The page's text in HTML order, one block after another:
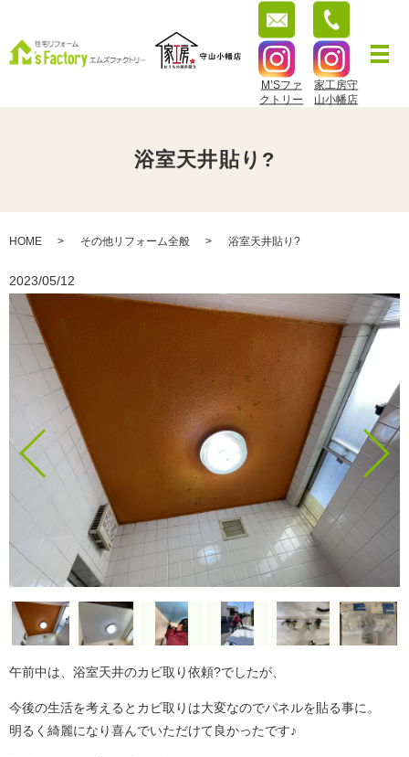
M’Sファ
クトリー
家工房守
山小幡店
浴室天井貼り?
HOME その他リフォーム全般 浴室天井貼り?
2023/05/12
午前中は、浴室天井のカビ取り依頼?でしたが、
今後の生活を考えるとカビ取りは大変なのでパネルを貼る事に。
明るく綺麗になり喜んでいただけて良かったです♪